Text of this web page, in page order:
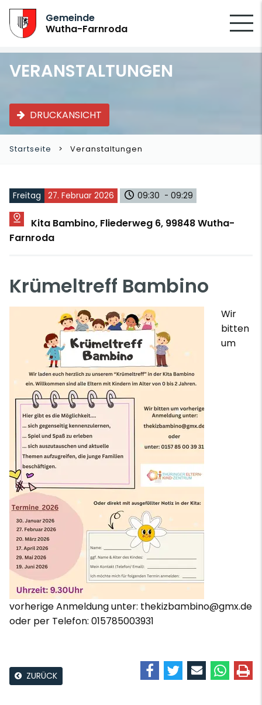
Gemeinde
Wutha-Farnroda
VERANSTALTUNGEN
DRUCKANSICHT
Startseite Veranstaltungen
Freitag 27. Februar 2026 09:30 - 09:29
Kita Bambino, Fliederweg 6, 99848 Wutha-
Farnroda
Krümeltreff Bambino
Wir
bitten
um
vorherige Anmeldung unter: thekizbambino@gmx.de
oder per Telefon: 015785003931
ZURÜCK